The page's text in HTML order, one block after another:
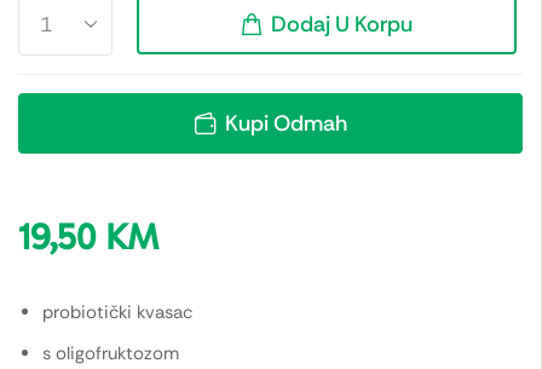
Dodaj U Korpu
Kupi Odmah
19,50 KM
probiotički kvasac
s oligofruktozom